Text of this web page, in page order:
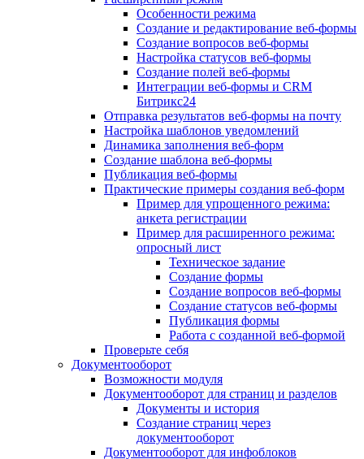
Особенности режима
Создание и редактирование веб-формы
Создание вопросов веб-формы
Настройка статусов веб-формы
Создание полей веб-формы
Интеграции веб-формы и CRM
Битрикс24
Отправка результатов веб-формы на почту
Настройка шаблонов уведомлений
Динамика заполнения веб-форм
Создание шаблона веб-формы
Публикация веб-формы
Практические примеры создания веб-форм
Пример для упрощенного режима:
анкета регистрации
Пример для расширенного режима:
опросный лист
Техническое задание
Создание формы
Создание вопросов веб-формы
Создание статусов веб-формы
Публикация формы
Работа с созданной веб-формой
Проверьте себя
Документооборот
Возможности модуля
Документооборот для страниц и разделов
Документы и история
Создание страниц через
документооборот
Документооборот для инфоблоков